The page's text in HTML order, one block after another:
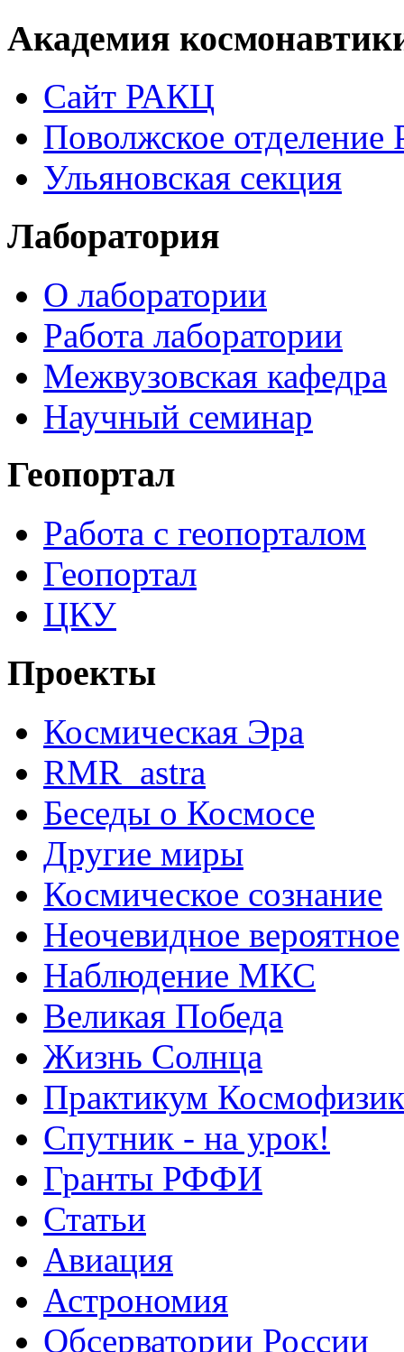
Академия
Сайт РАКЦ
Поволжское
Ульяновская секция
Лаборатория
О лаборатории
Работа лаборатории
Межвузовская кафедра
Научный семинар
Геопортал
Работа с геопорталом
Геопортал
ЦКУ
Проекты
Космическая Эра
RMR_astra
Беседы о Космосе
Другие миры
Космическое сознание
Неочевидное вероятное
Наблюдение МКС
Великая Победа
Жизнь Солнца
Практикум
Спутник - на урок!
Гранты РФФИ
Статьи
Авиация
Астрономия
Обсерватории России